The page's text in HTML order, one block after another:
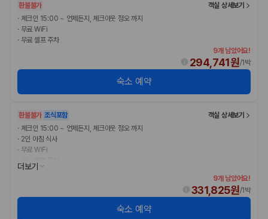
환불불가
객실 상세보기
· 체크인 15:00 ~ 언제든지, 체크아웃 정오 까지
· 무료 WiFi
· 무료 셀프 주차
9개 남았어요!
294,741원/1박
숙소 예약
환불불가 조식포함
객실 상세보기
· 체크인 15:00 ~ 언제든지, 체크아웃 정오 까지
· 2인 아침 식사
· 무료 WiFi
더보기
9개 남았어요!
331,825원/1박
숙소 예약